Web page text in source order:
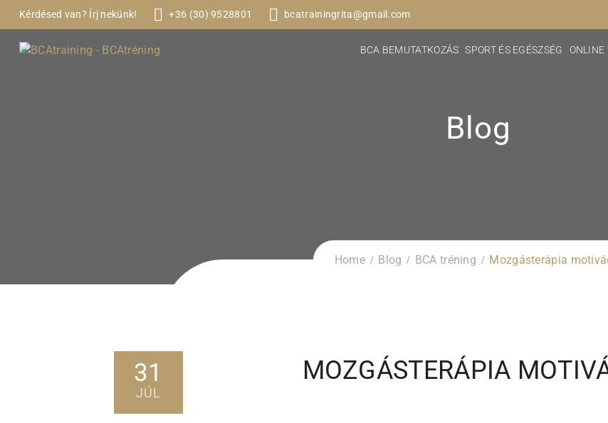
Kérdésed van? Írj nekünk! +36 (30) 9528801 bcatrainingrita@gmail.com
BCA BEMUTATKOZÁS SPORT ÉS EGÉSZSÉG ONLINE
Blog
Home Blog BCA tréning Mozgásterápia
MOZGÁSTERÁPIA
31
JÚL